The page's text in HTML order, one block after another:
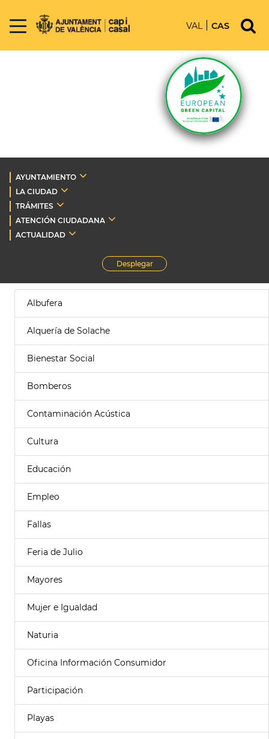
VAL CAS
AYUNTAMIENTO
LA CIUDAD
TRÁMITES
ATENCIÓN CIUDADANA
ACTUALIDAD
Desplegar
Albufera
Alquería de Solache
Bienestar Social
Bomberos
Contaminación Acústica
Cultura
Educación
Empleo
Fallas
Feria de Julio
Mayores
Mujer e Igualdad
Naturia
Oficina Información Consumidor
Participación
Playas